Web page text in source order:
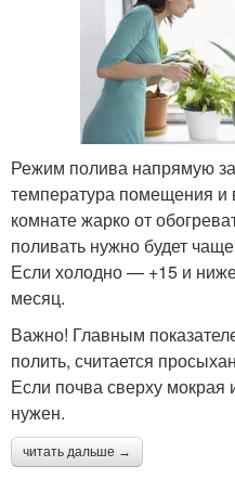
Режим полива напрямую
температура помещения и
комнате жарко от
поливать нужно будет
Если холодно — +15 и
месяц.
Важно! Главным
полить, считается
Если почва сверху мокрая
нужен.
читать дальше →